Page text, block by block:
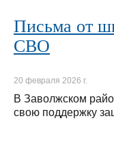
Письма от
СВО
20 февраля 2026 г.
В Заволжском
свою поддержку